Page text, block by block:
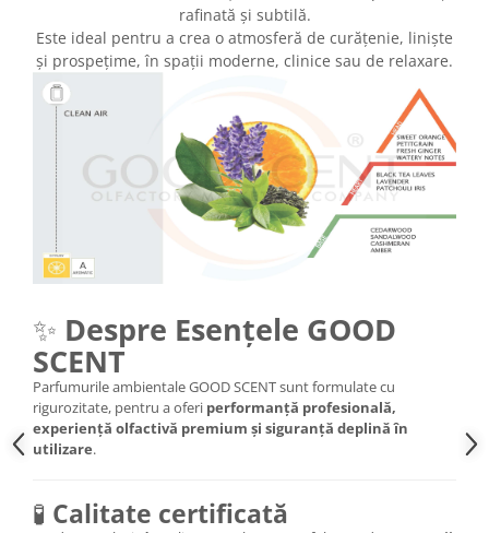
rafinată și subtilă.
Este ideal pentru a crea o atmosferă de curățenie, liniște
și prospețime, în spații moderne, clinice sau de relaxare.
✨ Despre Esențele GOOD
SCENT
Parfumurile ambientale GOOD SCENT sunt formulate cu
rigurozitate, pentru a oferi performanță profesională,
experiență olfactivă premium și siguranță deplină în
utilizare.
🧪 Calitate certificată